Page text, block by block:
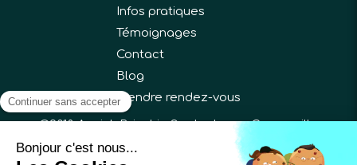
Infos pratiques
Témoignages
Contact
Blog
Prendre rendez-vous
©2018 Annick Bricchi - Sophrologue Gargenville